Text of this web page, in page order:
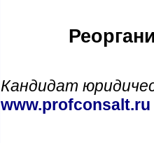
Кандидат
www.profconsalt.ru